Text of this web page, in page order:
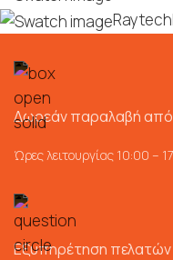
Raytech
Δωρεάν παραλαβή
Ώρες λειτουργίας 10:00 –
Εξυπηρέτηση πελατών